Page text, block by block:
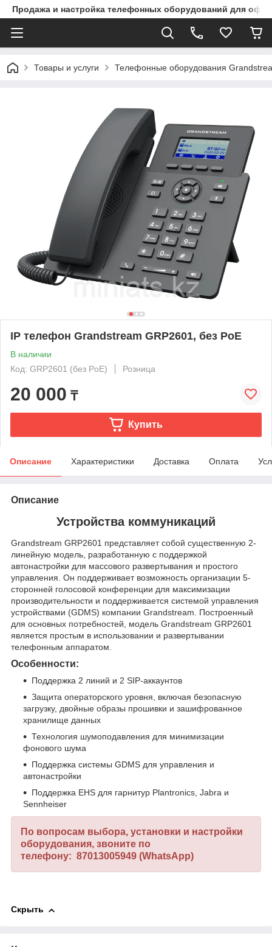
Продажа и настройка телефонных оборудований для
Товары и услуги Телефонные оборудования
IP телефон Grandstream GRP2601, без PoE
В наличии
Код: GRP2601 (без PoE)
Розница
20 000 ₸
Купить
Описание Характеристики Доставка Оплата
Описание
Устройства коммуникаций
Grandstream GRP2601 представляет собой существенную 2-
линейную модель, разработанную с поддержкой
автонастройки для массового развертывания и простого
управления. Он поддерживает возможность организации 5-
сторонней голосовой конференции для максимизации
производительности и поддерживается системой управления
устройствами (GDMS) компании Grandstream. Построенный
для основных потребностей, модель Grandstream GRP2601
является простым в использовании и развертывании
телефонным аппаратом.
Особенности:
Поддержка 2 линий и 2 SIP-аккаунтов
Защита операторского уровня, включая безопасную
загрузку, двойные образы прошивки и зашифрованное
хранилище данных
Технология шумоподавления для минимизации
фонового шума
Поддержка системы GDMS для управления и
автонастройки
Поддержка EHS для гарнитур Plantronics, Jabra и
Sennheiser
По вопросам выбора, установки и настройки
оборудования, звоните по
телефону: 87013005949 (WhatsApp)
Скрыть